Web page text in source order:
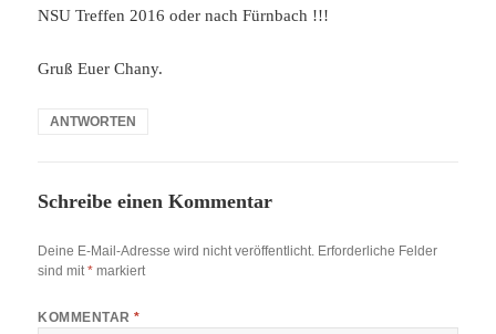
NSU Treffen 2016 oder nach Fürnbach !!!
Gruß Euer Chany.
ANTWORTEN
Schreibe einen Kommentar
Deine E-Mail-Adresse wird nicht veröffentlicht. Erforderliche Felder
sind mit* markiert
KOMMENTAR*